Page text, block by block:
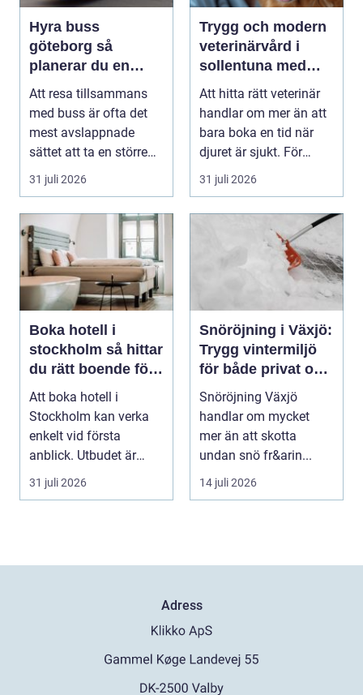
Hyra buss
göteborg så
planerar du en
trygg och smidig
gruppresa
Att resa tillsammans
med buss är ofta det
mest avslappnade
sättet att ta en större
grupp från punkt ...
31 juli 2026
Trygg och modern
veterinärvård i
sollentuna med
omnejd
Att hitta rätt veterinär
handlar om mer än att
bara boka en tid när
djuret är sjukt. För
många djurä...
31 juli 2026
Boka hotell i
stockholm så hittar
du rätt boende för
din vistelse
Att boka hotell i
Stockholm kan verka
enkelt vid första
anblick. Utbudet är
stort, standarden är
gen...
31 juli 2026
Snöröjning i Växjö:
Trygg vintermiljö
för både privat och
företag
Snöröjning Växjö
handlar om mycket
mer än att skotta
undan snö fr&arin...
14 juli 2026
Adress